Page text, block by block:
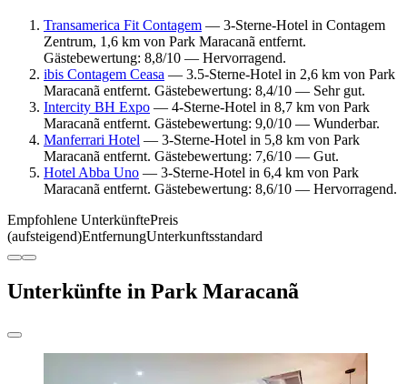
Transamerica Fit Contagem — 3-Sterne-Hotel in Contagem
Zentrum, 1,6 km von Park Maracanã entfernt.
Gästebewertung: 8,8/10 — Hervorragend.
ibis Contagem Ceasa — 3.5-Sterne-Hotel in 2,6 km von Park
Maracanã entfernt. Gästebewertung: 8,4/10 — Sehr gut.
Intercity BH Expo — 4-Sterne-Hotel in 8,7 km von Park
Maracanã entfernt. Gästebewertung: 9,0/10 — Wunderbar.
Manferrari Hotel — 3-Sterne-Hotel in 5,8 km von Park
Maracanã entfernt. Gästebewertung: 7,6/10 — Gut.
Hotel Abba Uno — 3-Sterne-Hotel in 6,4 km von Park
Maracanã entfernt. Gästebewertung: 8,6/10 — Hervorragend.
Empfohlene UnterkünftePreis
(aufsteigend)EntfernungUnterkunftsstandard
Unterkünfte in Park Maracanã